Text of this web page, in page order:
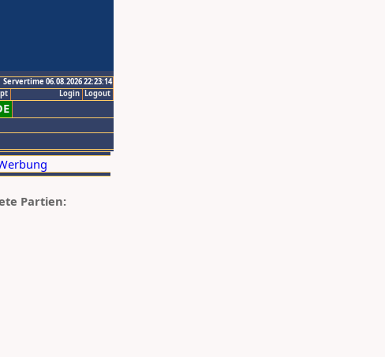
Servertime 06.08.2026 22:23:14
Logout
Login
Partien: